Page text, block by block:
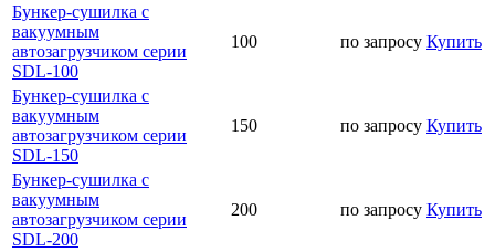
Бункер-сушилка с
вакуумным
автозагрузчиком серии
SDL-100
100 по запросу Купить
Бункер-сушилка с
вакуумным
автозагрузчиком серии
SDL-150
150 по запросу Купить
Бункер-сушилка с
вакуумным
автозагрузчиком серии
SDL-200
200 по запросу Купить